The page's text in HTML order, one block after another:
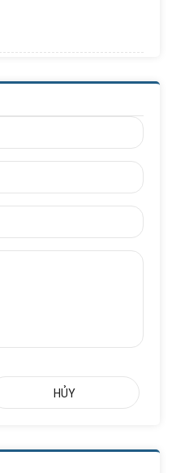
Học Toán
Xoắn
Kép